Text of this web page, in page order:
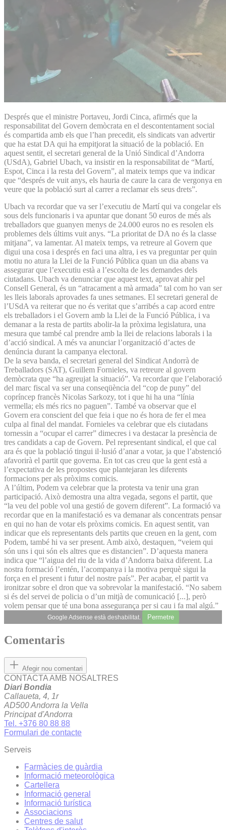
Després que el ministre Portaveu, Jordi Cinca, afirmés que la
responsabilitat del Govern demòcrata en el descontentament social
és compartida amb els que l’han precedit, els sindicats van advertir
que ha estat DA qui ha empitjorat la situació de la població. En
aquest sentit, el secretari general de la Unió Sindical d’Andorra
(USdA), Gabriel Ubach, va insistir en la responsabilitat de “Martí,
Espot, Cinca i la resta del Govern”, al mateix temps que va indicar
que “després de vuit anys, els hauria de caure la cara de vergonya en
veure que la població surt al carrer a reclamar els seus drets”.
Ubach va recordar que va ser l’executiu de Martí qui va congelar els
sous dels funcionaris i va apuntar que donant 50 euros de més als
treballadors que guanyen menys de 24.000 euros no es resolen els
problemes dels últims vuit anys. “La prioritat de DA no és la classe
mitjana”, va lamentar. Al mateix temps, va retreure al Govern que
digui una cosa i després en faci una altra, i es va preguntar per quin
motiu no atura la Llei de la Funció Pública quan un dia abans va
assegurar que l’executiu està a l’escolta de les demandes dels
ciutadans. Ubach va denunciar que aquest text, aprovat ahir pel
Consell General, és un “atracament a mà armada” tal com ho van ser
les lleis laborals aprovades fa unes setmanes. El secretari general de
l’USdA va reiterar que no és veritat que s’arribés a cap acord entre
els treballadors i el Govern amb la Llei de la Funció Pública, i va
demanar a la resta de partits abolir-la la pròxima legislatura, una
mesura que també cal prendre amb la llei de relacions laborals i la
d’acció sindical. A més va anunciar l’organització d’actes de
denúncia durant la campanya electoral.
De la seva banda, el secretari general del Sindicat Andorrà de
Treballadors (SAT), Guillem Fornieles, va retreure al govern
demòcrata que “ha agreujat la situació”. Va recordar que l’elaboració
del marc fiscal va ser una conseqüència del “cop de puny” del
copríncep francès Nicolas Sarkozy, tot i que hi ha una “línia
vermella; els més rics no paguen”. També va observar que el
Govern era conscient del que feia i que no és hora de fer el mea
culpa al final del mandat. Fornieles va celebrar que els ciutadans
tornessin a “ocupar el carrer” dimecres i va destacar la presència de
tres candidats a cap de Govern. Pel representant sindical, el que cal
ara és que la població tingui il·lusió d’anar a votar, ja que l’abstenció
afavorirà el partit que governa. En tot cas creu que la gent està a
l’expectativa de les propostes que plantejaran les diferents
formacions per als pròxims comicis.
A l’últim, Podem va celebrar que la protesta va tenir una gran
participació. Això demostra una altra vegada, segons el partit, que
“la veu del poble vol una gestió de govern diferent”. La formació va
recordar que en la manifestació es va demanar als concentrats pensar
en qui no han de votar els pròxims comicis. En aquest sentit, van
indicar que els representants dels partits que creuen en la gent, com
Podem, també hi va ser present. Amb això, destaquen, “veiem qui
són uns i qui són els altres que es distancien”. D’aquesta manera
indica que “l’aigua del riu de la vida d’Andorra baixa diferent. La
nostra formació l’entén, l’acompanya i la motiva perquè sigui la
força en el present i futur del nostre país”. Per acabar, el partit va
ironitzar sobre el dron que va sobrevolar la manifestació. “No sabem
si és del servei de policia o d’un mitjà de comunicació [...], però
volem pensar que té una bona assegurança per si cau i fa mal algú.”
Google Adsense està deshabilitat. Permetre
Comentaris
Afegir nou comentari
CONTACTA AMB NOSALTRES
Diari Bondia
Callaueta, 4, 1r
AD500 Andorra la Vella
Principat d'Andorra
Tel. +376 80 88 88
Formulari de contacte
Serveis
Farmàcies de guàrdia
Informació meteorològica
Cartellera
Informació general
Informació turística
Associacions
Centres de salut